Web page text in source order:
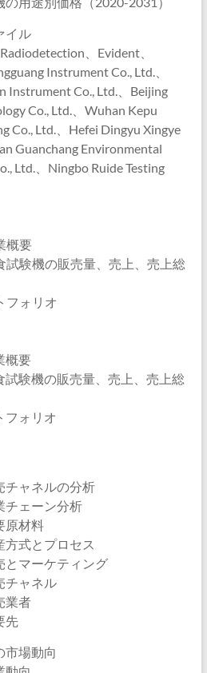
イル
、Evident、
Instrument Co., Ltd.、
Instrument Co., Ltd.、Beijing
Co., Ltd.、Wuhan Kepu
Co., Ltd.、Hefei Dingyu Xingye
Guanchang Environmental
Ltd.、Ningbo Ruide Testing
概要
試験機の販売量、売上、売上総
フォリオ
概要
試験機の販売量、売上、売上総
フォリオ
チャネルの分析
チェーン分析
原材料
式とプロセス
とマーケティング
チャネル
業者
先
市場動向